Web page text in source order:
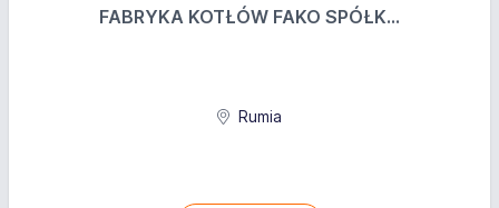
FABRYKA KOTŁÓW FAKO SPÓŁK...
Rumia